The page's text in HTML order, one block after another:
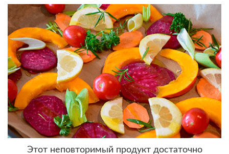
Этот неповторимый продукт достаточно